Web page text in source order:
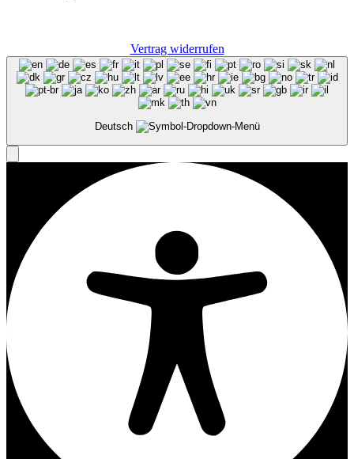
Vertrag widerrufen
Deutsch